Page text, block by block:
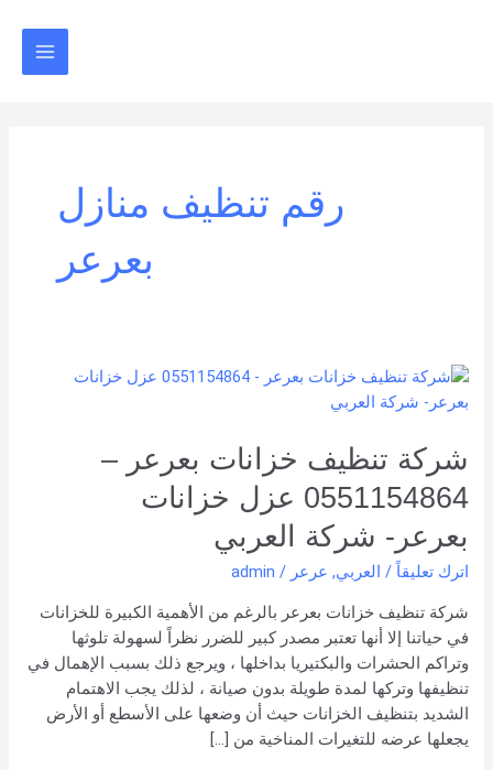
رقم تنظيف منازل
بعرعر
شركة تنظيف خزانات بعرعر –
0551154864 عزل خزانات
بعرعر- شركة العربي
اترك تعليقاً / العربي, عرعر /
admin
شركة تنظيف خزانات بعرعر بالرغم من الأهمية الكبيرة للخزانات
في حياتنا إلا أنها تعتبر مصدر كبير للضرر نظراً لسهولة تلوثها
وتراكم الحشرات والبكتيريا بداخلها ، ويرجع ذلك بسبب الإهمال في
تنظيفها وتركها لمدة طويلة بدون صيانة ، لذلك يجب الاهتمام
الشديد بتنظيف الخزانات حيث أن وضعها على الأسطع أو الأرض
يجعلها عرضه للتغيرات المناخية من […]
شركة
تنظيف
بعرعر
–
0551154864
خزانات
بعرعر- شركة العربي